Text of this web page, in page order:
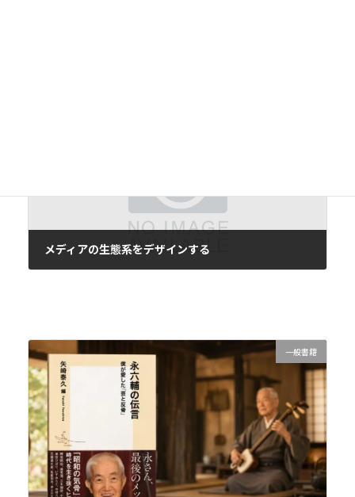
メディアの生態系をデザインする
一般書籍